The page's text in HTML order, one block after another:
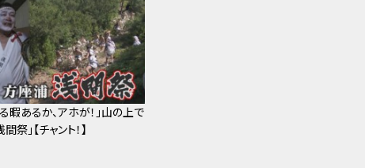
暇あるか、アホが！」山の上で
祭」【チャント！】